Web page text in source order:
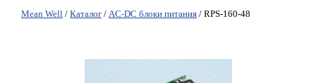
Mean Well / Каталог / AC-DC блоки питания / RPS-160-48